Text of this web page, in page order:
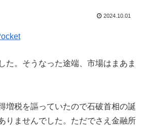
2024.10.01
た。そうなった途端、市場はまあま
増税を謳っていたので石破首相の誕
りませんでした。ただでさえ金融所